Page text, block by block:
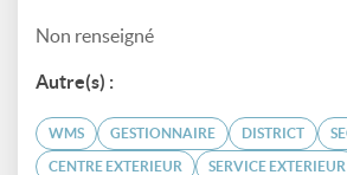
Non renseigné
Autre(s) :
WMS GESTIONNAIRE DISTRICT
CENTRE EXTERIEUR SERVICE EXTERIEUR